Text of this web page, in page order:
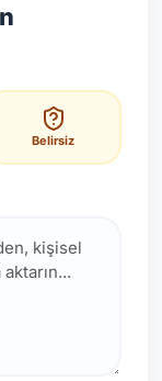
göre
Belirsiz